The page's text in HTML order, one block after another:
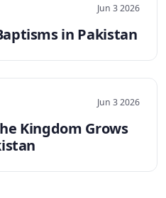
Jun 3 2026
in Pakistan
Jun 3 2026
Kingdom Grows